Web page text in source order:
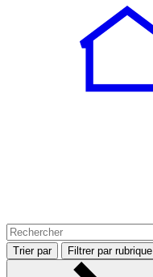
Trier par Filtrer par rubrique